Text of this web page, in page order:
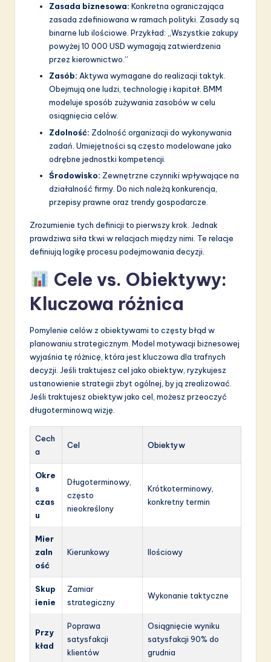
Zasada biznesowa: Konkretna ograniczająca
zasada zdefiniowana w ramach polityki. Zasady są
binarne lub ilościowe. Przykład: „Wszystkie zakupy
powyżej 10 000 USD wymagają zatwierdzenia
przez kierownictwo.”
Zasób: Aktywa wymagane do realizacji taktyk.
Obejmują one ludzi, technologię i kapitał. BMM
modeluje sposób zużywania zasobów w celu
osiągnięcia celów.
Zdolność: Zdolność organizacji do wykonywania
zadań. Umiejętności są często modelowane jako
odrębne jednostki kompetencji.
Środowisko: Zewnętrzne czynniki wpływające na
działalność firmy. Do nich należą konkurencja,
przepisy prawne oraz trendy gospodarcze.
Zrozumienie tych definicji to pierwszy krok. Jednak
prawdziwa siła tkwi w relacjach między nimi. Te relacje
definiują logikę procesu podejmowania decyzji.
Cele vs. Obiektywy:
Kluczowa różnica
Pomylenie celów z obiektywami to częsty błąd w
planowaniu strategicznym. Model motywacji biznesowej
wyjaśnia tę różnicę, która jest kluczowa dla trafnych
decyzji. Jeśli traktujesz cel jako obiektyw, ryzykujesz
ustanowienie strategii zbyt ogólnej, by ją zrealizować.
Jeśli traktujesz obiektyw jako cel, możesz przeoczyć
długoterminową wizję.
Cech
a
Cel Obiektyw
Okre
s
czas
u
Długoterminowy,
często
nieokreślony
Krótkoterminowy,
konkretny termin
Mier
zaln
ość
Kierunkowy Ilościowy
Skup
ienie
Zamiar
strategiczny
Wykonanie taktyczne
Przy
kład
Poprawa
satysfakcji
klientów
Osiągnięcie wyniku
satysfakcji 90% do
grudnia